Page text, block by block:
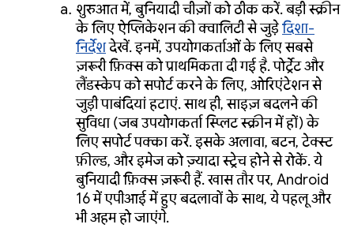
शुरुआत में, बुनियादी चीज़ों को ठीक करें. बड़ी स्क्रीन
के लिए ऐप्लिकेशन की क्वालिटी से जुड़ेदिशा-
निर्देशदेखें. इनमें, उपयोगकर्ताओं के लिए सबसे
ज़रूरी फ़िक्स को प्राथमिकता दी गई है. पोर्ट्रेट और
लैंडस्केप को सपोर्ट करने के लिए, ओरिएंटेशन से
जुड़ी पाबंदियां हटाएं. साथ ही, साइज़ बदलने की
सुविधा (जब उपयोगकर्ता स्प्लिट स्क्रीन में हों) के
लिए सपोर्ट पक्का करें. इसके अलावा, बटन, टेक्स्ट
फ़ील्ड, और इमेज को ज़्यादा स्ट्रेच होने से रोकें. ये
बुनियादी फ़िक्स ज़रूरी हैं. खास तौर पर, Android
16 में एपीआई में हुए बदलावों के साथ, ये पहलू और
भी अहम हो जाएंगे.